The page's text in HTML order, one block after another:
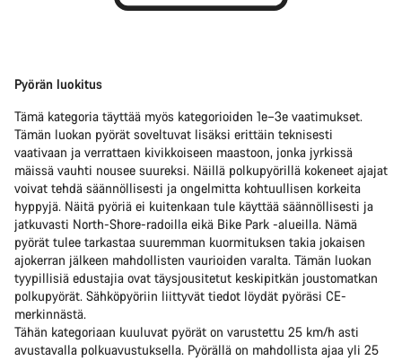
Pyörän luokitus
Tämä kategoria täyttää myös kategorioiden 1e–3e vaatimukset.
Tämän luokan pyörät soveltuvat lisäksi erittäin teknisesti
vaativaan ja verrattaen kivikkoiseen maastoon, jonka jyrkissä
mäissä vauhti nousee suureksi. Näillä polkupyörillä kokeneet ajajat
voivat tehdä säännöllisesti ja ongelmitta kohtuullisen korkeita
hyppyjä. Näitä pyöriä ei kuitenkaan tule käyttää säännöllisesti ja
jatkuvasti North-Shore-radoilla eikä Bike Park -alueilla. Nämä
pyörät tulee tarkastaa suuremman kuormituksen takia jokaisen
ajokerran jälkeen mahdollisten vaurioiden varalta. Tämän luokan
tyypillisiä edustajia ovat täysjousitetut keskipitkän joustomatkan
polkupyörät. Sähköpyöriin liittyvät tiedot löydät pyöräsi CE-
merkinnästä.
Tähän kategoriaan kuuluvat pyörät on varustettu 25 km/h asti
avustavalla polkuavustuksella. Pyörällä on mahdollista ajaa yli 25